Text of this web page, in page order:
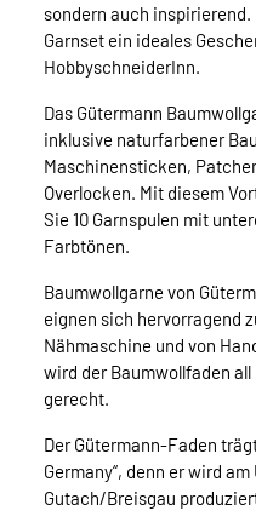
sondern auch
Garnset ein ideales
HobbyschneiderInn.
Das Gütermann
inklusive naturfarbener
Maschinensticken,
Overlocken. Mit diesem
Sie 10 Garnspulen mit
Farbtönen.
Baumwollgarne von
eignen sich hervorragend
Nähmaschine und von
wird der Baumwollfaden
gerecht.
Der Gütermann-Faden
Germany“, denn er wird
Gutach/Breisgau